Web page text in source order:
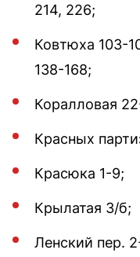
214, 226;
Ковтюха 103-
138-168;
Коралловая
Красных
Красюка 1-9;
Крылатая 3/б;
Ленский пер.